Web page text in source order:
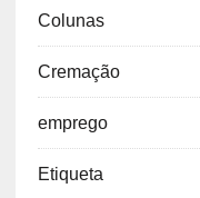
Colunas
Cremação
emprego
Etiqueta